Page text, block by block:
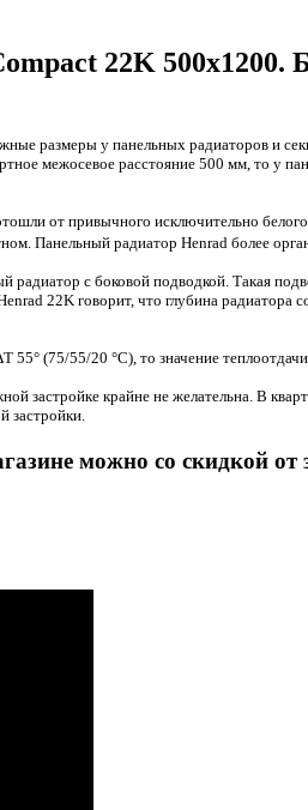
22K
размеры у панельных радиаторов и
межосевое расстояние 500 мм, то у
от привычного исключительно
Панельный радиатор Henrad более
с боковой подводкой. Такая
22K говорит, что глубина радиатора
55° (75/55/20 °C), то значение
застройке крайне не желательна. В
застройки.
можно со скидкой от